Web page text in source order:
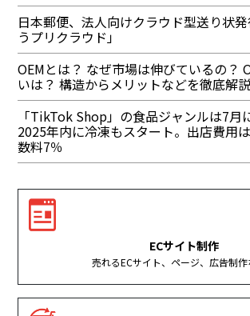
日本郵便、法人向けクラウド型送り状
うプリクラウド」
OEMとは？ なぜ市場は伸びているの？
いは？ 構造からメリットなどを徹底解説
「TikTok Shop」の食品ジャンルは7月
2025年内に冷凍もスタート。出店費用
数料7％
ECサイト制作
売れるECサイト、ページ、広告制作